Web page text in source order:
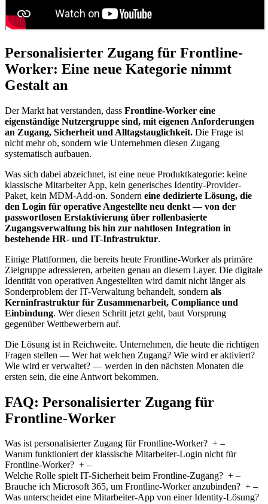
Personalisierter Zugang für Frontline-
Worker: Eine neue Kategorie nimmt
Gestalt an
Der Markt hat verstanden, dass Frontline-Worker eine
eigenständige Nutzergruppe sind, mit eigenen Anforderungen
an Zugang, Sicherheit und Alltagstauglichkeit. Die Frage ist
nicht mehr ob, sondern wie Unternehmen diesen Zugang
systematisch aufbauen.
Was sich dabei abzeichnet, ist eine neue Produktkategorie: keine
klassische Mitarbeiter App, kein generisches Identity-Provider-
Paket, kein MDM-Add-on. Sondern eine dedizierte Lösung, die
den Login für operative Angestellte neu denkt — von der
passwortlosen Erstaktivierung über rollenbasierte
Zugangsverwaltung bis hin zur nahtlosen Integration in
bestehende HR- und IT-Infrastruktur.
Einige Plattformen, die bereits heute Frontline-Worker als primäre
Zielgruppe adressieren, arbeiten genau an diesem Layer. Die digitale
Identität von operativen Angestellten wird damit nicht länger als
Sonderproblem der IT-Verwaltung behandelt, sondern als
Kerninfrastruktur für Zusammenarbeit, Compliance und
Einbindung. Wer diesen Schritt jetzt geht, baut Vorsprung
gegenüber Wettbewerbern auf.
Die Lösung ist in Reichweite. Unternehmen, die heute die richtigen
Fragen stellen — Wer hat welchen Zugang? Wie wird er aktiviert?
Wie wird er verwaltet? — werden in den nächsten Monaten die
ersten sein, die eine Antwort bekommen.
FAQ: Personalisierter Zugang für
Frontline-Worker
Was ist personalisierter Zugang für Frontline-Worker? + –
Warum funktioniert der klassische Mitarbeiter-Login nicht für
Frontline-Worker? + –
Welche Rolle spielt IT-Sicherheit beim Frontline-Zugang? + –
Brauche ich Microsoft 365, um Frontline-Worker anzubinden? + –
Was unterscheidet eine Mitarbeiter-App von einer Identity-Lösung?